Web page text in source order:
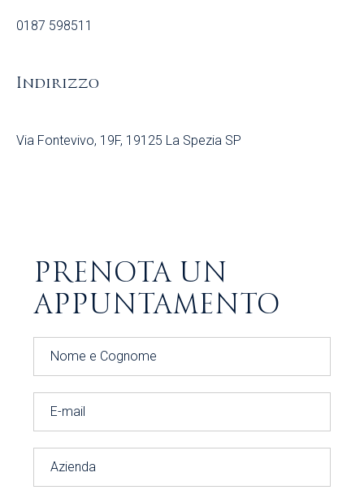
0187 598511
Indirizzo
Via Fontevivo, 19F, 19125 La Spezia SP
PRENOTA UN
APPUNTAMENTO